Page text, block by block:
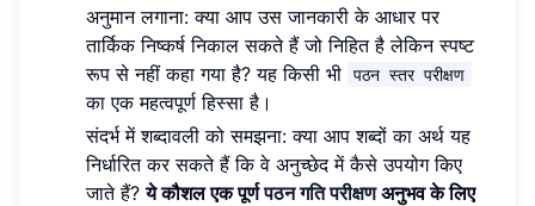
अनुमान लगाना: क्या आप उस जानकारी के आधार पर
तार्किक निष्कर्ष निकाल सकते हैं जो निहित है लेकिन स्पष्ट
रूप से नहीं कहा गया है? यह किसी भी
पठन स्तर परीक्षण
का एक महत्वपूर्ण हिस्सा है।
संदर्भ में शब्दावली को समझना: क्या आप शब्दों का अर्थ यह
निर्धारित कर सकते हैं कि वे अनुच्छेद में कैसे उपयोग किए
जाते हैं?ये कौशल एक पूर्णपठन गति परीक्षणअनुभव के लिए